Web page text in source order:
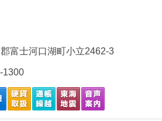
富士河口湖町小立2462-3
1300